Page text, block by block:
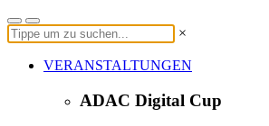
×
VERANSTALTUNGEN
ADAC Digital Cup